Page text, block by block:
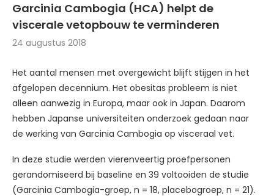
Garcinia Cambogia (HCA) helpt de
viscerale vetopbouw te verminderen
24 augustus 2018
Het aantal mensen met overgewicht blijft stijgen in het
afgelopen decennium. Het obesitas probleem is niet
alleen aanwezig in Europa, maar ook in Japan. Daarom
hebben Japanse universiteiten onderzoek gedaan naar
de werking van Garcinia Cambogia op visceraal vet.
In deze studie werden vierenveertig proefpersonen
gerandomiseerd bij baseline en 39 voltooiden de studie
(Garcinia Cambogia-groep, n = 18, placebogroep, n = 21).